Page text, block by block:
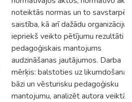
noteiktās normas un to
saistība, kā arī dažādu organizāciju
iepriekš veikto pētījumu rezultāti
pedagoģiskais mantojums
audzināšanas jautājumos. Darba
mērķis: balstoties uz likumdošanas
bāzi un vēsturisku pedagoģisku
mantojumu, analizēt autora veiktā